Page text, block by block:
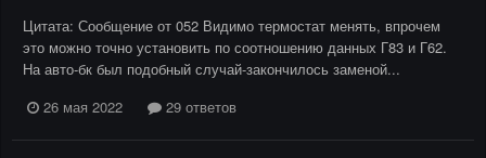
Цитата: Сообщение от 052 Видимо термостат менять, впрочем
это можно точно установить по соотношению данных Г83 и Г62.
На авто-бк был подобный случай-закончилось заменой...
26 мая 2022
29 ответов